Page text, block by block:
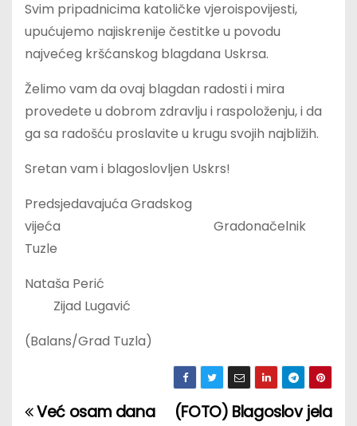
Svim pripadnicima katoličke vjeroispovijesti,
upućujemo najiskrenije čestitke u povodu
najvećeg kršćanskog blagdana Uskrsa.
Želimo vam da ovaj blagdan radosti i mira
provedete u dobrom zdravlju i raspoloženju, i da
ga sa radošću proslavite u krugu svojih najbližih.
Sretan vam i blagoslovljen Uskrs!
Predsjedavajuća Gradskog
vijeća Gradonačelnik
Tuzle
Nataša Perić
Zijad Lugavić
(Balans/Grad Tuzla)
P
(FOTO) Blagoslov jela
Već osam dana